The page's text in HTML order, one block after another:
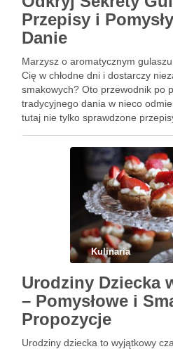
Przepisy i
Danie
Marzysz o aromatycznym
Cię w chłodne dni i dostarczy
smakowych? Oto przewodnik po
tradycyjnego dania w nieco
tutaj nie tylko sprawdzone
kulinarne odkrycia? Przekonaj
Kulinaria
Urodziny Dziecka
– Pomysłowe i
Propozycje
Urodziny dziecka to wyjątkowy